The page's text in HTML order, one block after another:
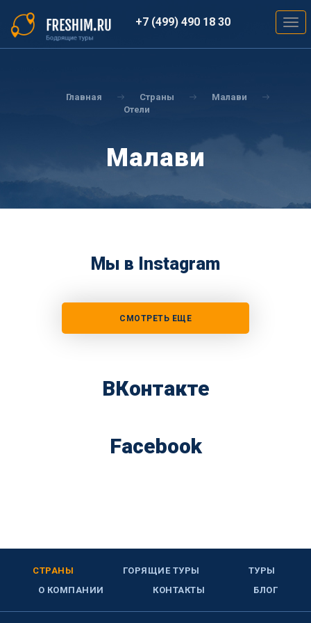
основному
содержанию
+7 (499) 490 18 30
Главная Страны
Малави
Отели
Малави
Мы в Instagram
СМОТРЕТЬ ЕЩЕ
ВКонтакте
Facebook
СТРАНЫ ГОРЯЩИЕ ТУРЫ
ТУРЫ
О КОМПАНИИ
КОНТАКТЫ БЛОГ